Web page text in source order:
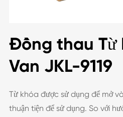
Đồng thau Từ
Van JKL-9119
Từ khóa được sử dụng để mở
thuận tiện để sử dụng. So với